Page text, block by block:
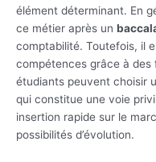
élément déterminant. En
ce métier après un
comptabilité. Toutefois, il
compétences grâce à des
étudiants peuvent choisir
qui constitue une voie
insertion rapide sur le
possibilités d’évolution.